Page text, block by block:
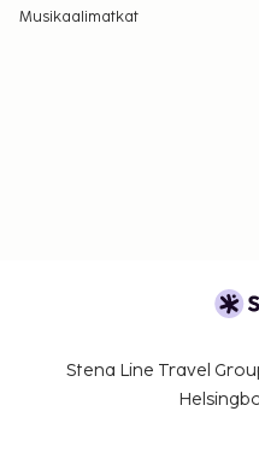
Musikaalimatkat
Stena Line Travel